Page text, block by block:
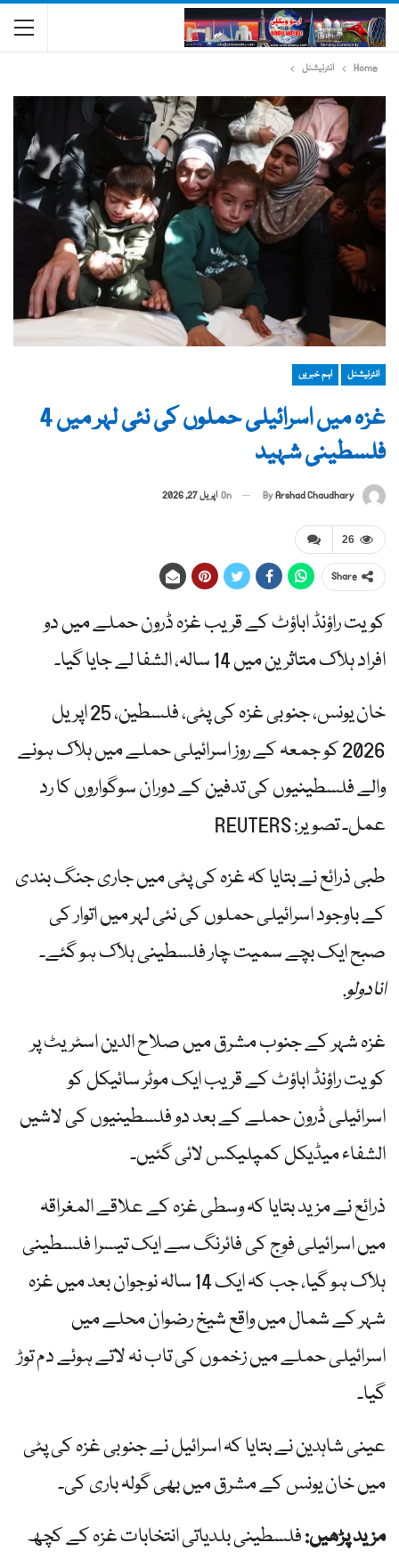
Home انٹرنیشنل
انٹرنیشنل اہم خبریں
غزہ میں اسرائیلی حملوں کی نئی لہر میں 4
فلسطینی شہید
ByArshad Chaudhary
On اپریل 27, 2026
26
Share
کویت راؤنڈ اباؤٹ کے قریب غزہ ڈرون حملے میں دو
افراد ہلاک متاثرین میں 14 سالہ، الشفا لے جایا گیا۔
خان یونس، جنوبی غزہ کی پٹی، فلسطین، 25 اپریل
2026 کو جمعہ کے روز اسرائیلی حملے میں ہلاک ہونے
والے فلسطینیوں کی تدفین کے دوران سوگواروں کا رد
عمل۔ تصویر: REUTERS
طبی ذرائع نے بتایا کہ غزہ کی پٹی میں جاری جنگ بندی
کے باوجود اسرائیلی حملوں کی نئی لہر میں اتوار کی
صبح ایک بچے سمیت چار فلسطینی ہلاک ہو گئے۔
انادولو.
غزہ شہر کے جنوب مشرق میں صلاح الدین اسٹریٹ پر
کویت راؤنڈ اباؤٹ کے قریب ایک موٹر سائیکل کو
اسرائیلی ڈرون حملے کے بعد دو فلسطینیوں کی لاشیں
الشفاء میڈیکل کمپلیکس لائی گئیں۔
ذرائع نے مزید بتایا کہ وسطی غزہ کے علاقے المغراقہ
میں اسرائیلی فوج کی فائرنگ سے ایک تیسرا فلسطینی
ہلاک ہو گیا، جب کہ ایک 14 سالہ نوجوان بعد میں غزہ
شہر کے شمال میں واقع شیخ رضوان محلے میں
اسرائیلی حملے میں زخموں کی تاب نہ لاتے ہوئے دم توڑ
گیا۔
عینی شاہدین نے بتایا کہ اسرائیل نے جنوبی غزہ کی پٹی
میں خان یونس کے مشرق میں بھی گولہ باری کی۔
مزید پڑھیں:فلسطینی بلدیاتی انتخابات غزہ کے کچھ